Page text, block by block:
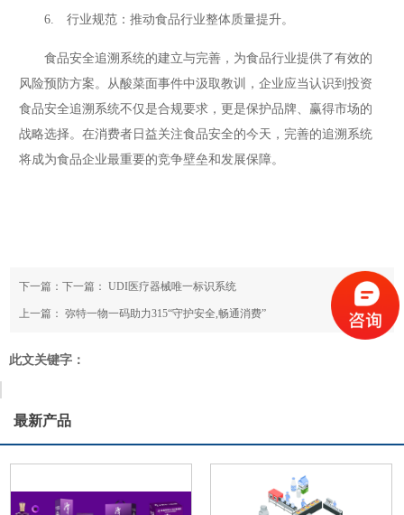
6. 行业规范：推动食品行业整体质量提升。
食品安全追溯系统的建立与完善，为食品行业提供了有效的
风险预防方案。从酸菜面事件中汲取教训，企业应当认识到投资
食品安全追溯系统不仅是合规要求，更是保护品牌、赢得市场的
战略选择。在消费者日益关注食品安全的今天，完善的追溯系统
将成为食品企业最重要的竞争壁垒和发展保障。
下一篇：下一篇：UDI医疗器械唯一标识系统
上一篇：弥特一物一码助力315“守护安全,畅通消费”
此文关键字：
最新产品